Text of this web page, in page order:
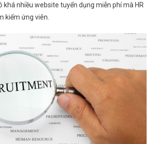
khá nhiều website tuyển dụng miễn phí mà HR
kiếm ứng viên.